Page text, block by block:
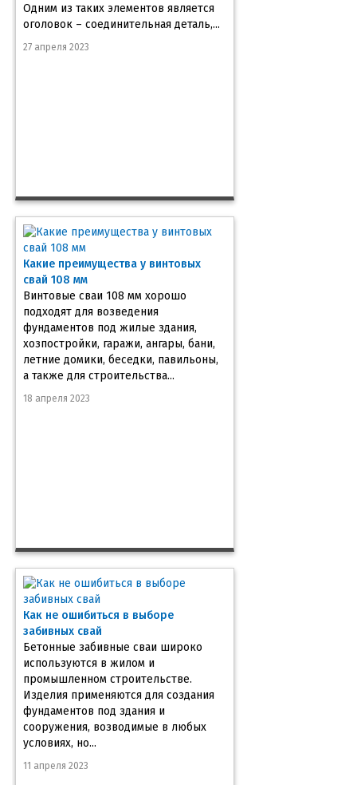
Одним из таких элементов является
оголовок – соединительная деталь,...
27 апреля 2023
Какие преимущества у винтовых
свай 108 мм
Винтовые сваи 108 мм хорошо
подходят для возведения
фундаментов под жилые здания,
хозпостройки, гаражи, ангары, бани,
летние домики, беседки, павильоны,
а также для строительства...
18 апреля 2023
Как не ошибиться в выборе
забивных свай
Бетонные забивные сваи широко
используются в жилом и
промышленном строительстве.
Изделия применяются для создания
фундаментов под здания и
сооружения, возводимые в любых
условиях, но...
11 апреля 2023